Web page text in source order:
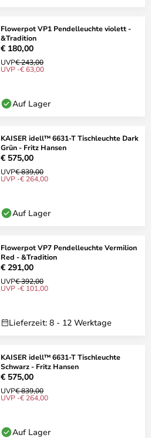
Flowerpot VP1 Pendelleuchte violett -
&Tradition
€ 180,00
UVP€ 243,00
UVP -€ 63,00
Auf Lager
KAISER idell™ 6631-T Tischleuchte Dark
Grün - Fritz Hansen
€ 575,00
UVP€ 839,00
UVP -€ 264,00
Auf Lager
Flowerpot VP7 Pendelleuchte Vermilion
Red - &Tradition
€ 291,00
UVP€ 392,00
UVP -€ 101,00
Lieferzeit: 8 - 12 Werktage
KAISER idell™ 6631-T Tischleuchte
Schwarz - Fritz Hansen
€ 575,00
UVP€ 839,00
UVP -€ 264,00
Auf Lager